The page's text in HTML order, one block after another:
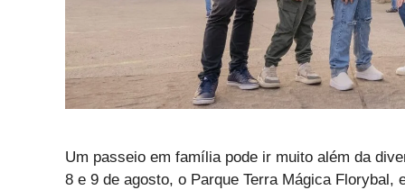
Um passeio em família pode ir muito além da
8 e 9 de agosto, o Parque Terra Mágica